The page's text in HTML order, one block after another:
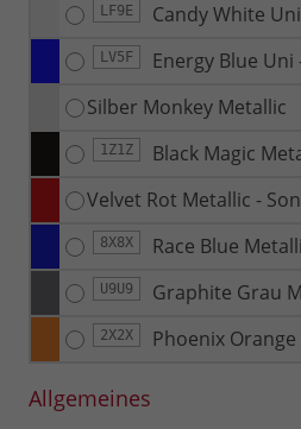
LF9E Candy White Uni
LV5F
Energy Blue
Silber Monkey Metallic
1Z1Z Black Magic
Velvet Rot Metallic -
8X8X Race Blue
U9U9 Graphite Grau
2X2X Phoenix
Allgemeines